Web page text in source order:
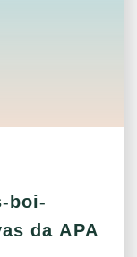
boi-
da APA